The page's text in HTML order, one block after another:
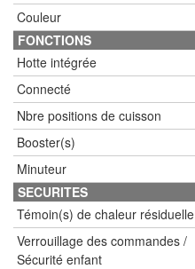
Couleur
FONCTIONS
Hotte intégrée
Connecté
Nbre positions de cuisson
Booster(s)
Minuteur
SECURITES
Témoin(s) de chaleur résiduelle
Verrouillage des commandes /
Sécurité enfant